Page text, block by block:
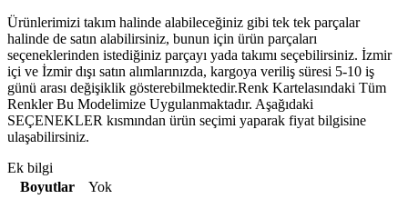
Ürünlerimizi takım halinde alabileceğiniz gibi tek tek parçalar
halinde de satın alabilirsiniz, bunun için ürün parçaları
seçeneklerinden istediğiniz parçayı yada takımı seçebilirsiniz. İzmir
içi ve İzmir dışı satın alımlarınızda, kargoya veriliş süresi 5-10 iş
günü arası değişiklik gösterebilmektedir.Renk Kartelasındaki Tüm
Renkler Bu Modelimize Uygulanmaktadır. Aşağıdaki
SEÇENEKLER kısmından ürün seçimi yaparak fiyat bilgisine
ulaşabilirsiniz.
Ek bilgi
Boyutlar
Yok